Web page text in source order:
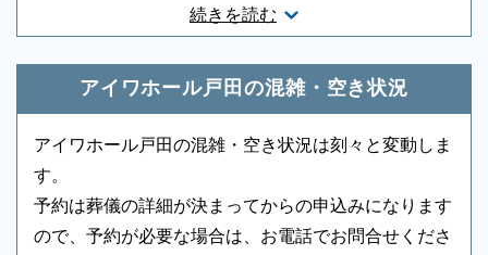
音響、照明設備 ○
親族控室 ○ 宗教者控室 ○
浴室 - 貸布団
アメニティセット - 冷蔵庫
テレビ - 多目的トイレ
続きを読む
ご状況・ご希望などをお伺いしながら段取りを進めま
配、ご安置先（霊安室・安置室）などについても、ご
案内をいたします。
アイワホール戸田の混雑・空き状況
アイワホール戸田の混雑・空き状況は刻々と変動しま
す。
予約は葬儀の詳細が決まってからの申込みになります
ので、予約が必要な場合は、お電話でお問合せくださ